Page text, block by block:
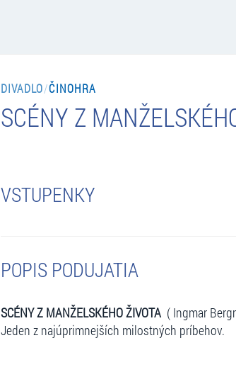
DIVADLO/ČINOHRA
SCÉNY Z
VSTUPENKY
POPIS PODUJATIA
SCÉNY Z MANŽELSKÉHO ŽIVOTA( Ingmar
Jeden z najúprimnejších milostných príbehov.